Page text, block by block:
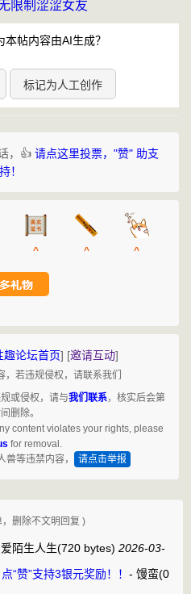
限制涩涩女友
帖内容由AI生成？
标记为人工创作
，👍 请点这里投票，"赞" 助支
持！
^ ^ ^
趣论坛首页] [邀请互动]
，若违规侵权，请联系我们
或侵权，请与我们联系，核实后会第
删除。
content violates your rights, please
for removal.
等违禁内容，
请点击举报
删除不文明回复 )
陌生人生(720 bytes) 2026-03-
“赞”支持3银元奖励！！ - 馒蛮(0